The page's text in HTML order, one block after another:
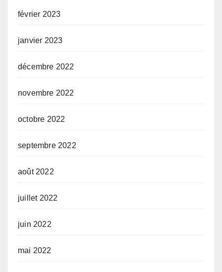
février 2023
janvier 2023
décembre 2022
novembre 2022
octobre 2022
septembre 2022
août 2022
juillet 2022
juin 2022
mai 2022